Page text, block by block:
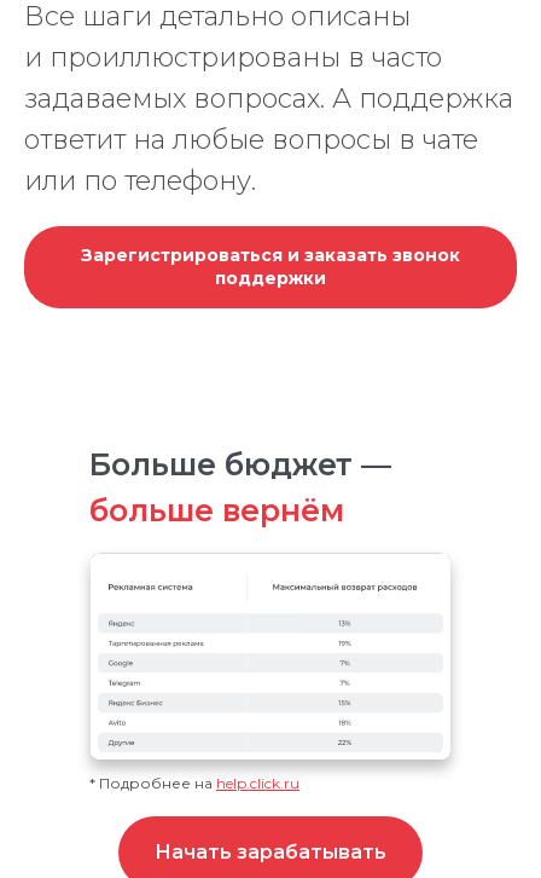
Все шаги детально описаны
и проиллюстрированы в часто
задаваемых вопросах. А поддержка
ответит на любые вопросы в чате
или по телефону.
Зарегистрироваться и заказать звонок
поддержки
Больше бюджет —
больше вернём
* Подробнее на help.click.ru
Начать зарабатывать